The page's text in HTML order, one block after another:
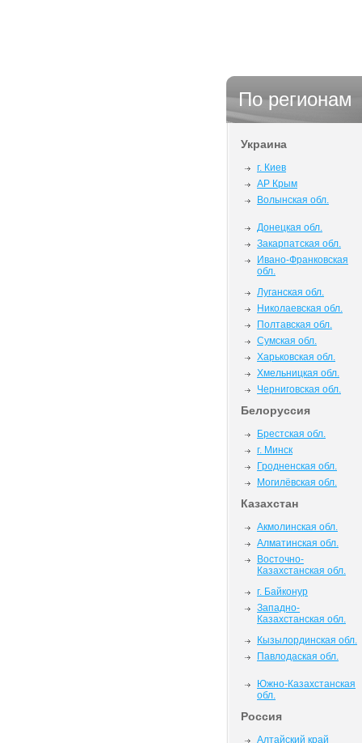
По регионам
Украина
г. Киев
АР Крым
Волынская обл.
Донецкая обл.
Закарпатская обл.
Ивано-Франковская
обл.
Луганская обл.
Николаевская обл.
Полтавская обл.
Сумская обл.
Харьковская обл.
Хмельницкая обл.
Черниговская обл.
Белоруссия
Брестская обл.
г. Минск
Гродненская обл.
Могилёвская обл.
Казахстан
Акмолинская обл.
Алматинская обл.
Восточно-
Казахстанская обл.
г. Байконур
Западно-
Казахстанская обл.
Кызылординская обл.
Павлодаская обл.
Южно-Казахстанская
обл.
Россия
Алтайский край